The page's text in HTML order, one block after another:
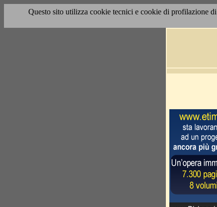
Questo sito utilizza cookie tecnici e cookie di profilazione